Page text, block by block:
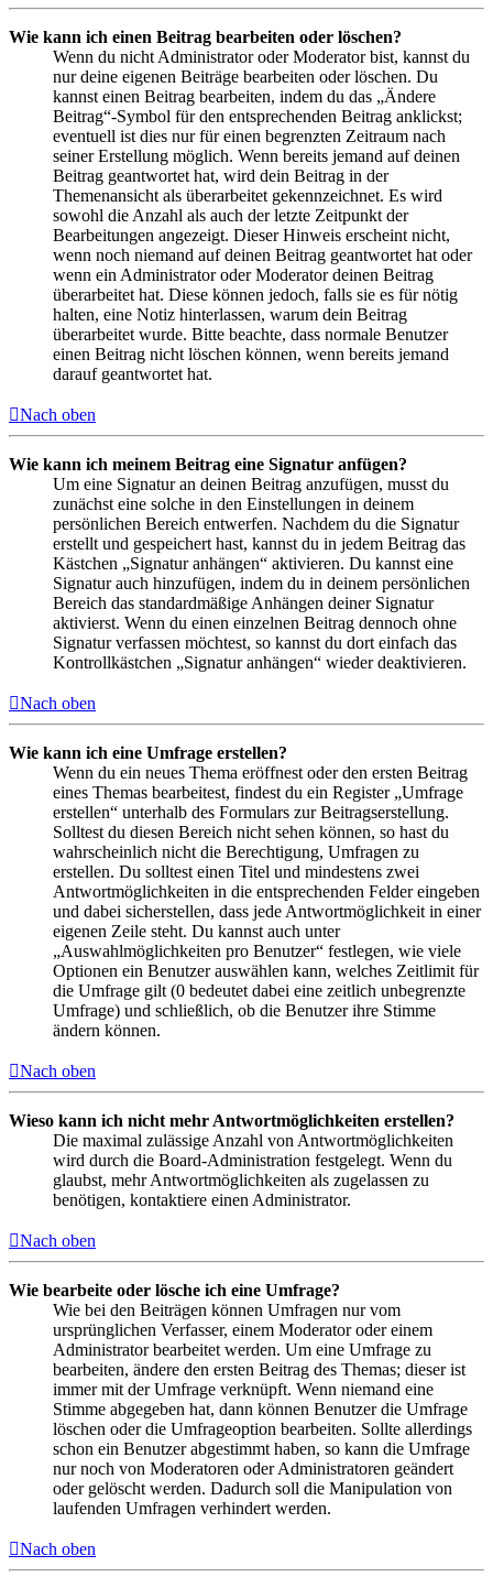
Wie kann ich einen Beitrag bearbeiten oder löschen?
Wenn du nicht Administrator oder Moderator bist, kannst du
nur deine eigenen Beiträge bearbeiten oder löschen. Du
kannst einen Beitrag bearbeiten, indem du das „Ändere
Beitrag“-Symbol für den entsprechenden Beitrag anklickst;
eventuell ist dies nur für einen begrenzten Zeitraum nach
seiner Erstellung möglich. Wenn bereits jemand auf deinen
Beitrag geantwortet hat, wird dein Beitrag in der
Themenansicht als überarbeitet gekennzeichnet. Es wird
sowohl die Anzahl als auch der letzte Zeitpunkt der
Bearbeitungen angezeigt. Dieser Hinweis erscheint nicht,
wenn noch niemand auf deinen Beitrag geantwortet hat oder
wenn ein Administrator oder Moderator deinen Beitrag
überarbeitet hat. Diese können jedoch, falls sie es für nötig
halten, eine Notiz hinterlassen, warum dein Beitrag
überarbeitet wurde. Bitte beachte, dass normale Benutzer
einen Beitrag nicht löschen können, wenn bereits jemand
darauf geantwortet hat.
Nach oben
Wie kann ich meinem Beitrag eine Signatur anfügen?
Um eine Signatur an deinen Beitrag anzufügen, musst du
zunächst eine solche in den Einstellungen in deinem
persönlichen Bereich entwerfen. Nachdem du die Signatur
erstellt und gespeichert hast, kannst du in jedem Beitrag das
Kästchen „Signatur anhängen“ aktivieren. Du kannst eine
Signatur auch hinzufügen, indem du in deinem persönlichen
Bereich das standardmäßige Anhängen deiner Signatur
aktivierst. Wenn du einen einzelnen Beitrag dennoch ohne
Signatur verfassen möchtest, so kannst du dort einfach das
Kontrollkästchen „Signatur anhängen“ wieder deaktivieren.
Nach oben
Wie kann ich eine Umfrage erstellen?
Wenn du ein neues Thema eröffnest oder den ersten Beitrag
eines Themas bearbeitest, findest du ein Register „Umfrage
erstellen“ unterhalb des Formulars zur Beitragserstellung.
Solltest du diesen Bereich nicht sehen können, so hast du
wahrscheinlich nicht die Berechtigung, Umfragen zu
erstellen. Du solltest einen Titel und mindestens zwei
Antwortmöglichkeiten in die entsprechenden Felder eingeben
und dabei sicherstellen, dass jede Antwortmöglichkeit in einer
eigenen Zeile steht. Du kannst auch unter
„Auswahlmöglichkeiten pro Benutzer“ festlegen, wie viele
Optionen ein Benutzer auswählen kann, welches Zeitlimit für
die Umfrage gilt (0 bedeutet dabei eine zeitlich unbegrenzte
Umfrage) und schließlich, ob die Benutzer ihre Stimme
ändern können.
Nach oben
Wieso kann ich nicht mehr Antwortmöglichkeiten erstellen?
Die maximal zulässige Anzahl von Antwortmöglichkeiten
wird durch die Board-Administration festgelegt. Wenn du
glaubst, mehr Antwortmöglichkeiten als zugelassen zu
benötigen, kontaktiere einen Administrator.
Nach oben
Wie bearbeite oder lösche ich eine Umfrage?
Wie bei den Beiträgen können Umfragen nur vom
ursprünglichen Verfasser, einem Moderator oder einem
Administrator bearbeitet werden. Um eine Umfrage zu
bearbeiten, ändere den ersten Beitrag des Themas; dieser ist
immer mit der Umfrage verknüpft. Wenn niemand eine
Stimme abgegeben hat, dann können Benutzer die Umfrage
löschen oder die Umfrageoption bearbeiten. Sollte allerdings
schon ein Benutzer abgestimmt haben, so kann die Umfrage
nur noch von Moderatoren oder Administratoren geändert
oder gelöscht werden. Dadurch soll die Manipulation von
laufenden Umfragen verhindert werden.
Nach oben